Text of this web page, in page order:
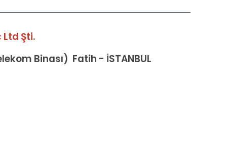
Şti.
Binası) Fatih - İSTANBUL